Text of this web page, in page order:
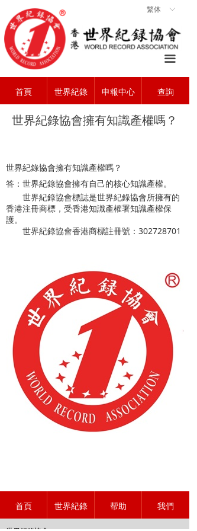
首頁 世界紀錄 申報中心 查詢
ꀅ
繁体
끀
ꀇ 首頁
ꄃ 關於協會
ꁡ 世界紀錄
ꄠ 查詢中心
ꂐ 申報中心
ꁘ 聯系我們
世界紀錄協會擁有知識產權嗎？
世界紀錄協會擁有知識產權嗎？
答：世界紀錄協會擁有自己的核心知識產權。
世界紀錄協會標誌是世界紀錄協會所擁有的
香港注冊商標，受香港知識產權署知識產權保
護。
世界紀錄協會香港商標註冊號： 302728701
首頁 世界紀錄 帮助 我們